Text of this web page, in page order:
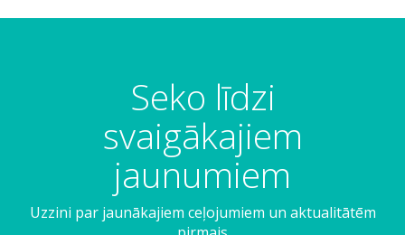
Seko līdzi
svaigākajiem
jaunumiem
Uzzini par jaunākajiem ceļojumiem un aktualitātēm